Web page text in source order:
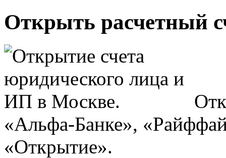
Открыть расчетный
«Альфа-Банке»,
«Открытие».